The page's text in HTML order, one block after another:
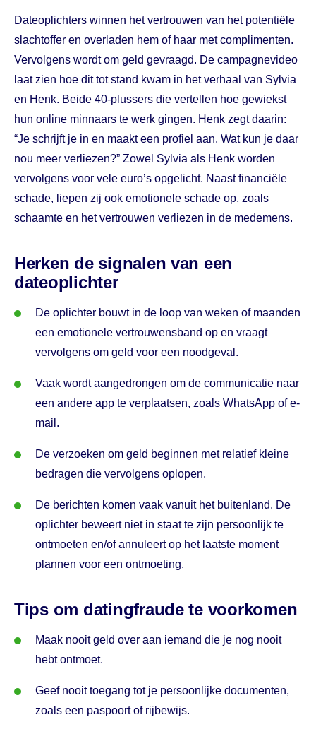
Dateoplichters winnen het vertrouwen van het potentiële
slachtoffer en overladen hem of haar met complimenten.
Vervolgens wordt om geld gevraagd. De campagnevideo
laat zien hoe dit tot stand kwam in het verhaal van Sylvia
en Henk. Beide 40-plussers die vertellen hoe gewiekst
hun online minnaars te werk gingen. Henk zegt daarin:
“Je schrijft je in en maakt een profiel aan. Wat kun je daar
nou meer verliezen?” Zowel Sylvia als Henk worden
vervolgens voor vele euro’s opgelicht. Naast financiële
schade, liepen zij ook emotionele schade op, zoals
schaamte en het vertrouwen verliezen in de medemens.
Herken de signalen van een
dateoplichter
De oplichter bouwt in de loop van weken of maanden
een emotionele vertrouwensband op en vraagt ​​
vervolgens om geld voor een noodgeval.
Vaak wordt aangedrongen om de communicatie naar
een andere app te verplaatsen, zoals WhatsApp of e-
mail.
De verzoeken om geld beginnen met relatief kleine
bedragen die vervolgens oplopen.
De berichten komen vaak vanuit het buitenland. De
oplichter beweert niet in staat te zijn persoonlijk te
ontmoeten en/of annuleert op het laatste moment
plannen voor een ontmoeting.
Tips om datingfraude te voorkomen
Maak nooit geld over aan iemand die je nog nooit
hebt ontmoet.
Geef nooit toegang tot je persoonlijke documenten,
zoals een paspoort of rijbewijs.